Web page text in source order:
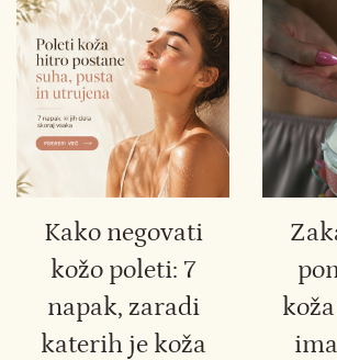
Kako negovati
kožo poleti: 7
napak, zaradi
katerih je koža